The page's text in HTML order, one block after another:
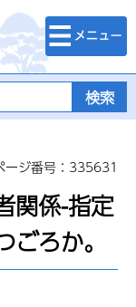
検索・メニュ
ー
ージ番号：335631
関係-指定
ろか。